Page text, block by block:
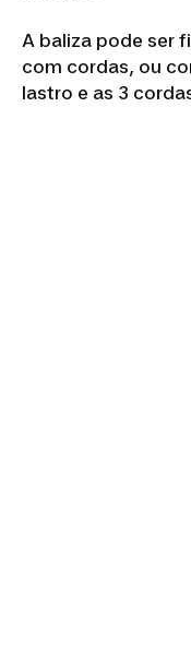
A baliza pode ser
com cordas, ou
lastro e as 3